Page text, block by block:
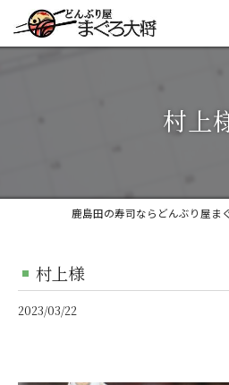
村上
鹿島田の寿司ならどんぶり屋ま
村上様
2023/03/22